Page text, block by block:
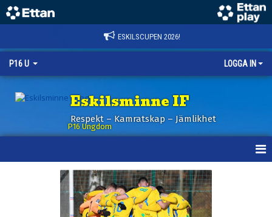
ESKILSCUPEN 2026!
P16 U LOGGA IN
Eskilsminne IF
Respekt – Kamratskap – Jämlikhet
P16 Ungdom